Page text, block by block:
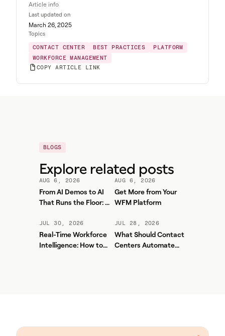
Article info
Last updated on
March 26, 2025
Topics
CONTACT CENTER
BEST PRACTICES
PLATFORM
WORKFORCE MANAGEMENT
COPY ARTICLE LINK
BLOGS
Explore related posts
AUG 6, 2026
From AI Demos to AI
That Runs the Floor: A
Playbook for Contact
Center AI + WFM
AUG 6, 2026
Get More from Your
WFM Platform
JUL 30, 2026
Real-Time Workforce
Intelligence: How to
JUL 28, 2026
What Should Contact
Centers Automate